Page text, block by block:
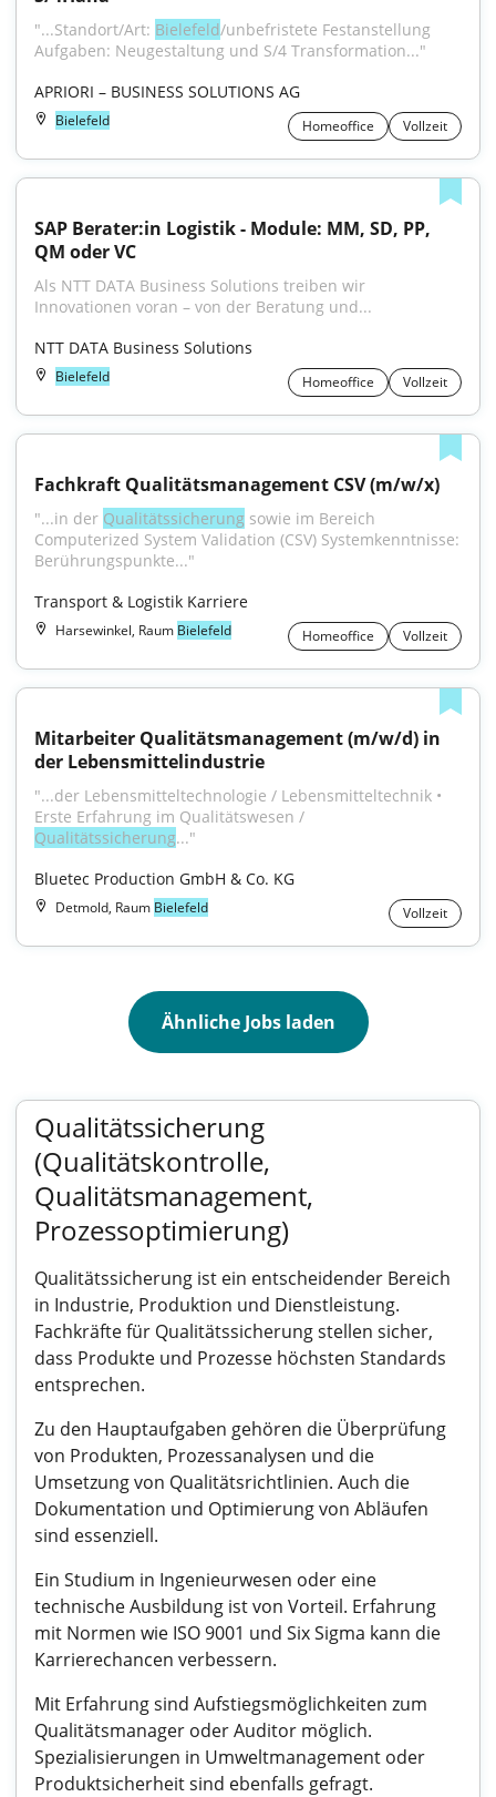
"...Standort/Art: Bielefeld/unbefristete Festanstellung
Aufgaben: Neugestaltung und S/4 Transformation..."
APRIORI – BUSINESS SOLUTIONS AG
Bielefeld Homeoffice Vollzeit
SAP Berater:in Logistik - Module: MM, SD, PP,
QM oder VC
Als NTT DATA Business Solutions treiben wir
Innovationen voran – von der Beratung und...
NTT DATA Business Solutions
Bielefeld Homeoffice Vollzeit
Fachkraft Qualitätsmanagement CSV (m/w/x)
"...in der Qualitätssicherung sowie im Bereich
Computerized System Validation (CSV) Systemkenntnisse:
Berührungspunkte..."
Transport & Logistik Karriere
Harsewinkel, Raum Bielefeld Homeoffice Vollzeit
Mitarbeiter Qualitätsmanagement (m/w/d) in
der Lebensmittelindustrie
"...der Lebensmitteltechnologie / Lebensmitteltechnik •
Qualitätssicherung..."
Bluetec Production GmbH & Co. KG
Detmold, Raum Bielefeld Vollzeit
Ähnliche Jobs laden
Qualitätssicherung
(Qualitätskontrolle,
Qualitätsmanagement,
Prozessoptimierung)
Qualitätssicherung ist ein entscheidender Bereich
in Industrie, Produktion und Dienstleistung.
Fachkräfte für Qualitätssicherung stellen sicher,
dass Produkte und Prozesse höchsten Standards
entsprechen.
Zu den Hauptaufgaben gehören die Überprüfung
von Produkten, Prozessanalysen und die
Umsetzung von Qualitätsrichtlinien. Auch die
Dokumentation und Optimierung von Abläufen
sind essenziell.
Ein Studium in Ingenieurwesen oder eine
technische Ausbildung ist von Vorteil. Erfahrung
mit Normen wie ISO 9001 und Six Sigma kann die
Karrierechancen verbessern.
Mit Erfahrung sind Aufstiegsmöglichkeiten zum
Qualitätsmanager oder Auditor möglich.
Spezialisierungen in Umweltmanagement oder
Produktsicherheit sind ebenfalls gefragt.